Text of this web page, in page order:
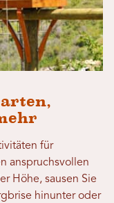
für
anspruchsvollen
Höhe, sausen Sie
hinunter oder